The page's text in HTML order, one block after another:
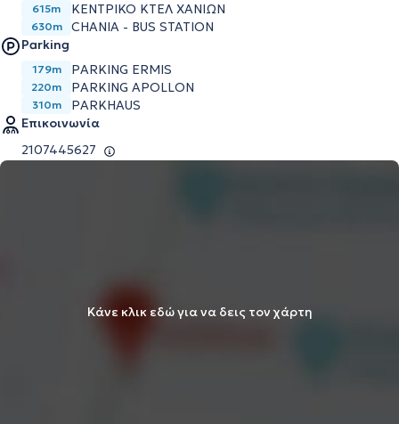
615m ΚΕΝΤΡΙΚΟ ΚΤΕΛ ΧΑΝΙΩΝ
630m
CHANIA - BUS STATION
Parking
179m PARKING ERMIS
220m PARKING APOLLON
310m
PARKHAUS
Επικοινωνία
2107445627
Κάνε κλικ εδώ για να δεις τον χάρτη